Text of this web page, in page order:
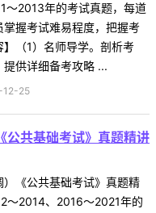
～2013年的考试真题，每道
握考试难易程度，把握考
（1）名师导学。剖析考
供详细备考攻略 ...
12-25
公共基础考试》真题精讲
《公共基础考试》真题精
～2014、2016～2021年的